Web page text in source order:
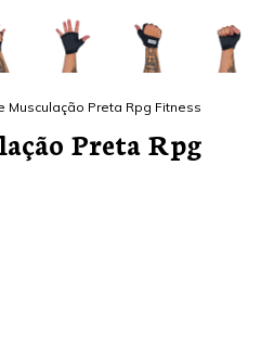
Musculação Preta Rpg Fitness
Preta Rpg